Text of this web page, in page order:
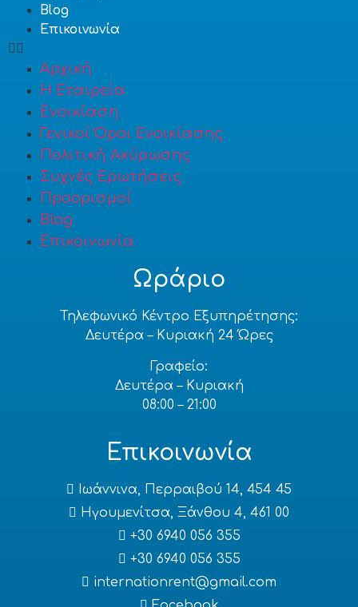
Blog
Επικοινωνία
Αρχική
Η Εταιρεία
Ενοικίαση
Γενικοί Όροι Ενοικίασης
Πολιτική Ακύρωσης
Συχνές Ερωτήσεις
Προορισμοί
Blog
Επικοινωνία
Ωράριο
Τηλεφωνικό Κέντρο Εξυπηρέτησης:
Δευτέρα – Κυριακή 24 Ώρες
Γραφείο:
Δευτέρα – Κυριακή
08:00 – 21:00
Επικοινωνία
Ιωάννινα, Περραιβού 14, 454 45
Ηγουμενίτσα, Ξάνθου 4, 461 00
+30 6940 056 355
+30 6940 056 355
internationrent@gmail.com